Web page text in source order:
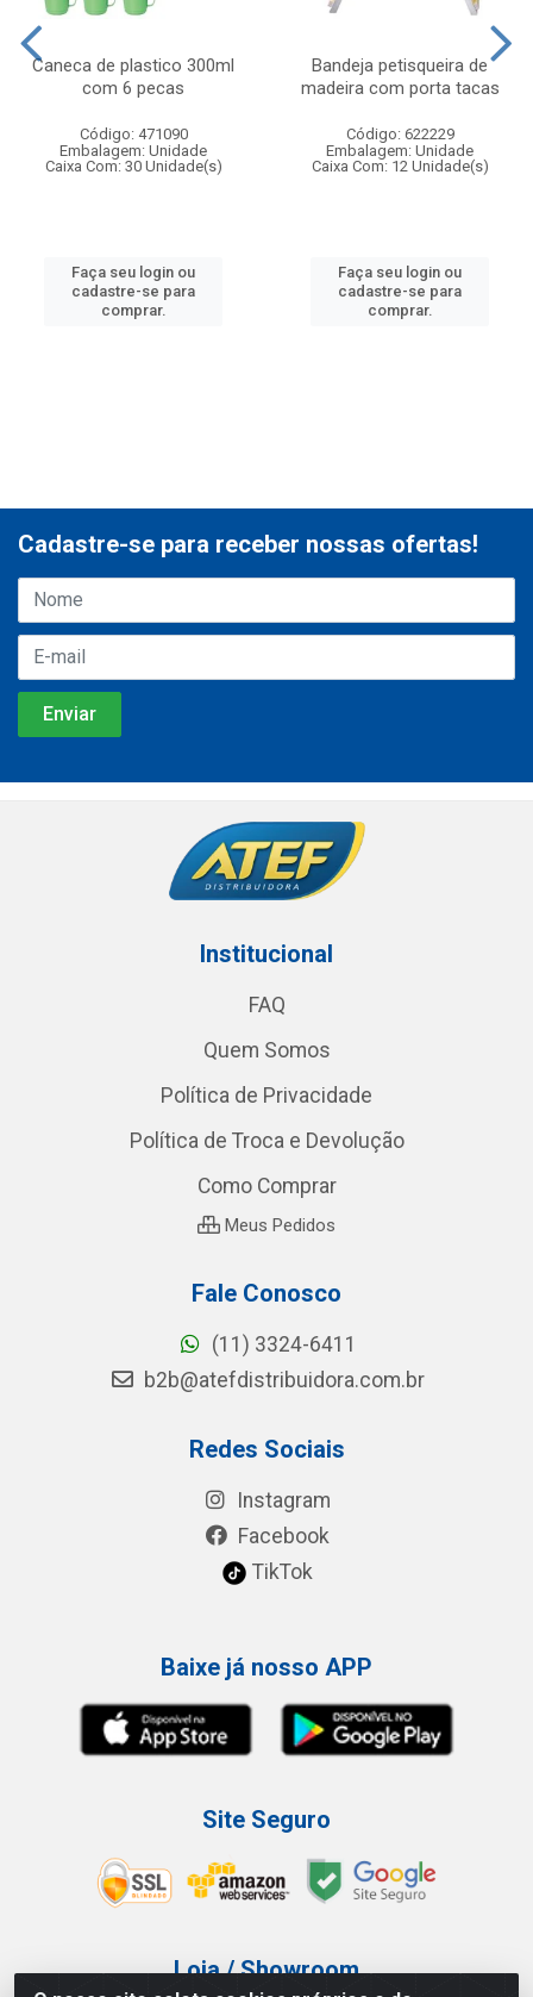
Caneca de plastico 300ml
com 6 pecas
Código: 471090
Embalagem: Unidade
Caixa Com: 30 Unidade(s)
Faça seu login ou
cadastre-se para
comprar.
Bandeja petisqueira de
madeira com porta tacas
Código: 622229
Embalagem: Unidade
Caixa Com: 12 Unidade(s)
Faça seu login ou
cadastre-se para
comprar.
Cadastre-se para receber nossas ofertas!
Institucional
FAQ
Quem Somos
Política de Privacidade
Política de Troca e Devolução
Como Comprar
Meus Pedidos
Fale Conosco
(11) 3324-6411
b2b@atefdistribuidora.com.br
Redes Sociais
Instagram
Facebook
TikTok
Baixe já nosso APP
Site Seguro
Loja / Showroom